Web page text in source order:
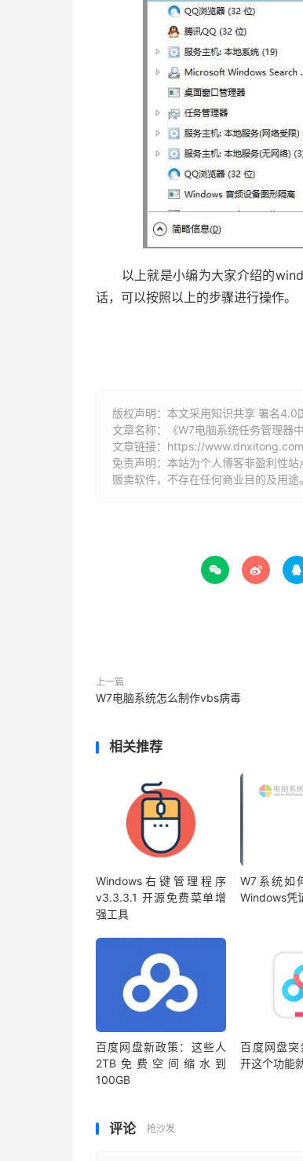
以上就是小编为大家介绍的
话，可以按照以上的步骤进行操作。
版权声明：本文采用知识共享 署名
文章名称：《W7电脑系统任务管理器
文章链接： https://
免责声明：本站为个人博客非盈利性
贩卖软件，不存在任何商业目的及用途。
  
上一篇
W7电脑系统怎么制作vbs病毒
相关推荐
Windows右键管理程序
v3.3.3.1 开源免费菜单增
强工具
W7系统如
Windows凭
百度网盘新政策：这些人
2TB免费空间缩水到
100GB
百度网盘
开这个功能
评论 抢沙发